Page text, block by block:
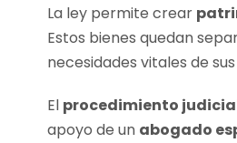
La ley permite crear
Estos bienes quedan
necesidades vitales de
El procedimiento
apoyo de un abogado